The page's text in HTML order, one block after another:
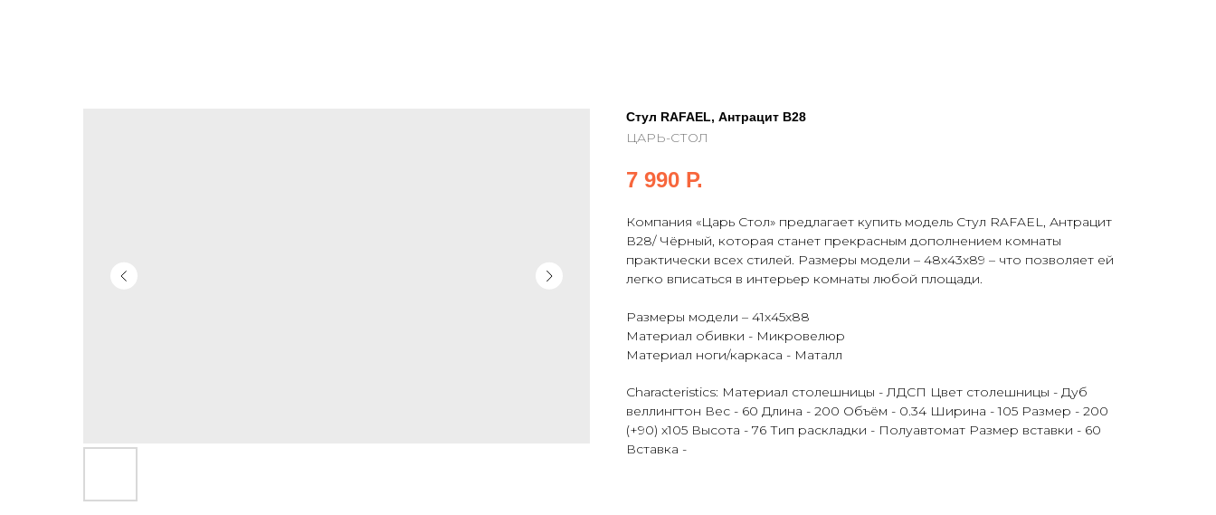
Стул RAFAEL, Антрацит В28
ЦАРЬ-СТОЛ
7 990 Р.
Компания «Царь Стол» предлагает купить модель Стул RAFAEL, Антрацит
В28/ Чёрный, которая станет прекрасным дополнением комнаты
практически всех стилей. Размеры модели – 48х43х89 – что позволяет ей
легко вписаться в интерьер комнаты любой площади.
Размеры модели – 41х45х88
Материал обивки - Микровелюр
Материал ноги/каркаса - Маталл
Characteristics: Материал столешницы - ЛДСП Цвет столешницы - Дуб
веллингтон Вес - 60 Длина - 200 Объём - 0.34 Ширина - 105 Размер - 200
(+90) х105 Высота - 76 Тип раскладки - Полуавтомат Размер вставки - 60
Вставка -